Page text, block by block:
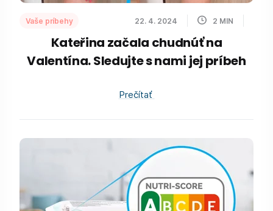
Vaše príbehy 22. 4. 2024 2 MIN
Kateřina začala chudnúť na
Valentína. Sledujte s nami jej príbeh
Prečítať